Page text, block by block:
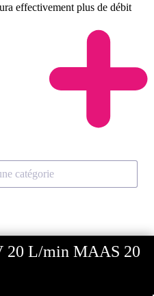
effectivement plus de débit
20 L/min MAAS 20
catégorie